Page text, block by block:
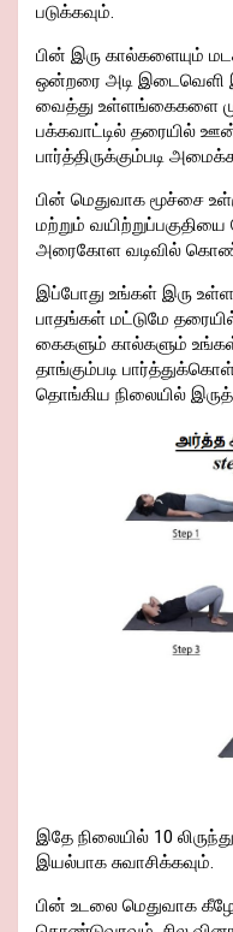
படுக்கவும்.
பின் இரு கால்களையும்
ஒன்றரை அடி இடைவெளி
வைத்து உள்ளங்கைகளை
பக்கவாட்டில் தரையில்
பார்த்திருக்கும்படி
பின் மெதுவாக மூச்சை
மற்றும்
அரைகோள வடிவில்
இப்போது உங்கள் இரு
பாதங்கள் மட்டுமே
கைகளும் கால்களும்
தாங்கும்படி
தொங்கிய நிலையில்
இதே நிலையில் 10
இயல்பாக சுவாசிக்கவும்.
பின் உடலை மெதுவாக